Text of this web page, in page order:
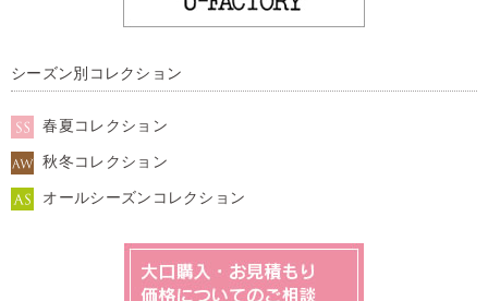
シーズン別コレクション
春夏コレクション
秋冬コレクション
オールシーズンコレクション